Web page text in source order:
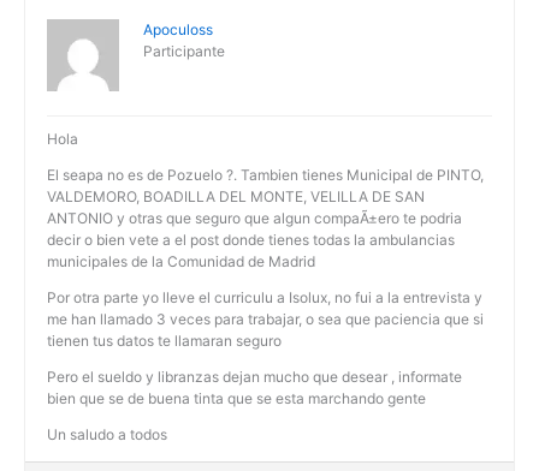
Apoculoss
Participante
Hola
El seapa no es de Pozuelo ?. Tambien tienes Municipal de PINTO,
VALDEMORO, BOADILLA DEL MONTE, VELILLA DE SAN
ANTONIO y otras que seguro que algun compaÃ±ero te podria
decir o bien vete a el post donde tienes todas la ambulancias
municipales de la Comunidad de Madrid
Por otra parte yo lleve el curriculu a Isolux, no fui a la entrevista y
me han llamado 3 veces para trabajar, o sea que paciencia que si
tienen tus datos te llamaran seguro
Pero el sueldo y libranzas dejan mucho que desear , informate
bien que se de buena tinta que se esta marchando gente
Un saludo a todos